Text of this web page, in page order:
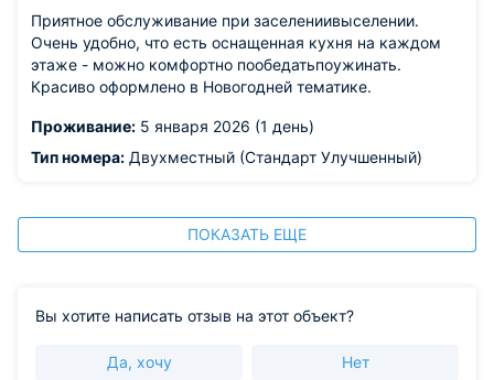
Приятное обслуживание при заселениивыселении.
Очень удобно, что есть оснащенная кухня на каждом
этаже - можно комфортно пообедатьпоужинать.
Красиво оформлено в Новогодней тематике.
Проживание: 5 января 2026 (1 день)
Тип номера: Двухместный (Стандарт Улучшенный)
ПОКАЗАТЬ ЕЩЕ
Вы хотите написать отзыв на этот объект?
Да, хочу Нет